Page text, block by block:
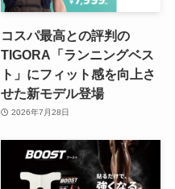
コスパ最高との評判の
TIGORA「ランニングベス
ト」にフィット感を向上さ
せた新モデル登場
2026年7月28日